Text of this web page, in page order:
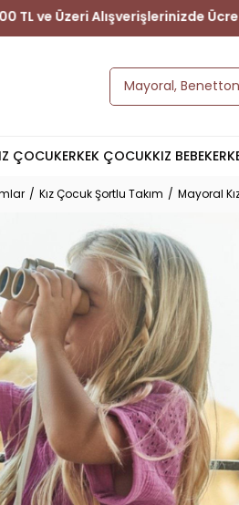
Kargo!🚚 1.500 TL ve Üzeri
ÇOCUKERKEK ÇOCUKKIZ BEBEK
Kız Çocuk Şortlu Takım Mayoral